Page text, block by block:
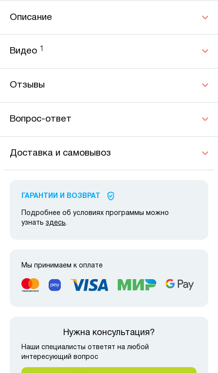
Описание
Видео 1
Отзывы
Вопрос-ответ
Доставка и самовывоз
ГАРАНТИИ И ВОЗВРАТ
Подробнее об условиях программы можно
узнать здесь.
Мы принимаем к оплате
Нужна консультация?
Наши специалисты ответят на любой
интересующий вопрос